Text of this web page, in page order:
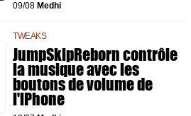
09/08 Medhi
TWEAKS
JumpSkipReborn contrôle
la musique avec les
boutons de volume de
l'iPhone